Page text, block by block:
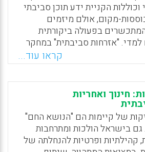
שינוי" ומנהלים של בתי ספר
הסביבתי. באמצעות ראיונות
אלה בבתי ספר יסודיים
עירוניים ועירוניים מבקשים
כיצד משתתפי המחקר
מעריכים את יכולותיהם
זה.
Email
X
וכוללות הקניית ידע תוכן סביבתי
מקום, אולם מיזמים
בפעולה ביקורתית
למדי. "אזרחות סביבתית" במחקר
ביטחון עצמי ומודעות לערכים
ויכולת לתת ביטוי מעשי
ואקולוגית. המחקר בוחן כיצד
פעולה פוליטי השפיעו על
של המתכשרים שבמחקר
ועל הפרקטיקות ההוראתיות שלהם (Green, C.,
Medina-Jerez,
קראו עוד...
חינוך ואחריות
של קיימות הם "הנושא החם"
גם בישראל הולכות ומתרחבות
קהילתיות ופרטיות להנחלתה של